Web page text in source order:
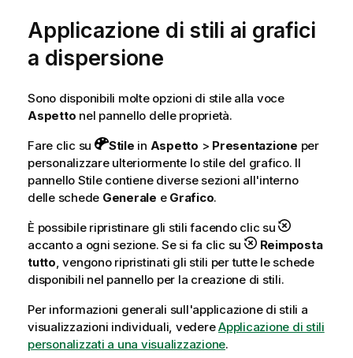
Applicazione di stili ai grafici
a dispersione
Sono disponibili molte opzioni di stile alla voce
Aspetto nel pannello delle proprietà.
Fare clic su
Stile in Aspetto > Presentazione per
personalizzare ulteriormente lo stile del grafico. Il
pannello Stile contiene diverse sezioni all'interno
delle schede Generale e Grafico.
È possibile ripristinare gli stili facendo clic su
accanto a ogni sezione. Se si fa clic su
Reimposta
tutto , vengono ripristinati gli stili per tutte le schede
disponibili nel pannello per la creazione di stili.
Per informazioni generali sull'applicazione di stili a
visualizzazioni individuali, vedereApplicazione di stili
personalizzati a una visualizzazione.